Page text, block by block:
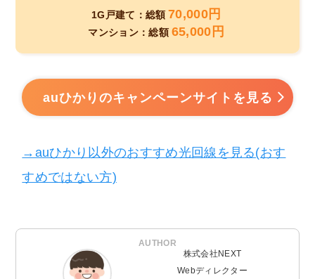
1G戸建て：総額 70,000円
マンション：総額 65,000円
auひかりのキャンペーンサイトを見る
→auひかり以外のおすすめ光回線を見る(おす
すめではない方)
AUTHOR
株式会社NEXT
Webディレクター